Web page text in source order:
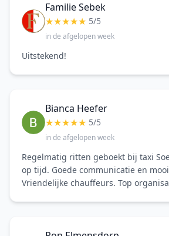
Familie Sebek
★★★★★ 5/5
in de afgelopen week
Uitstekend!
Bianca Heefer
★★★★★ 5/5
in de afgelopen week
Regelmatig ritten geboekt bij taxi
op tijd. Goede communicatie en
Vriendelijke chauffeurs. Top